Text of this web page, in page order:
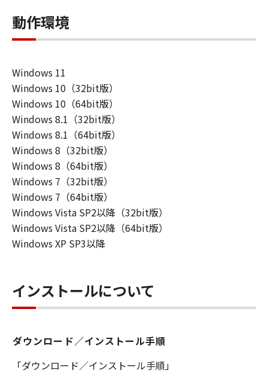
動作環境
Windows 11
Windows 10（32bit版）
Windows 10（64bit版）
Windows 8.1（32bit版）
Windows 8.1（64bit版）
Windows 8（32bit版）
Windows 8（64bit版）
Windows 7（32bit版）
Windows 7（64bit版）
Windows Vista SP2以降（32bit版）
Windows Vista SP2以降（64bit版）
Windows XP SP3以降
インストールについて
ダウンロード／インストール手順
「ダウンロード／インストール手順」